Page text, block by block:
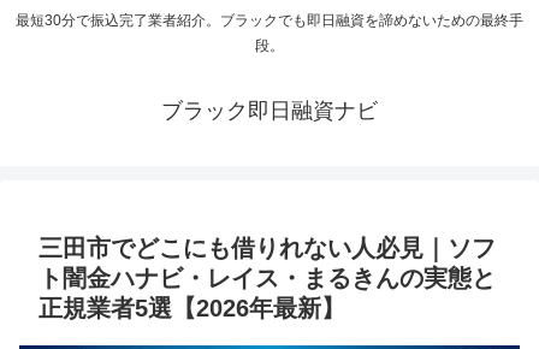
最短30分で振込完了業者紹介。ブラックでも即日融資を諦めないための最終手
段。
ブラック即日融資ナビ
三田市でどこにも借りれない人必見｜ソフ
ト闇金ハナビ・レイス・まるきんの実態と
正規業者5選【2026年最新】